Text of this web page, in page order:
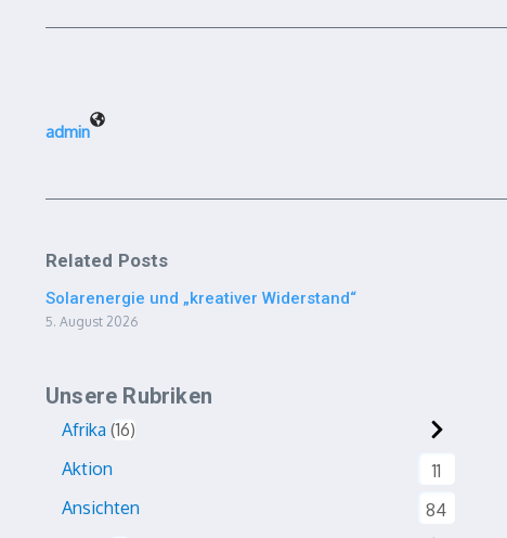
admin
Related Posts
Solarenergie und „kreativer Widerstand“
5. August 2026
Unsere Rubriken
Afrika 16
Aktion
11
Ansichten
84